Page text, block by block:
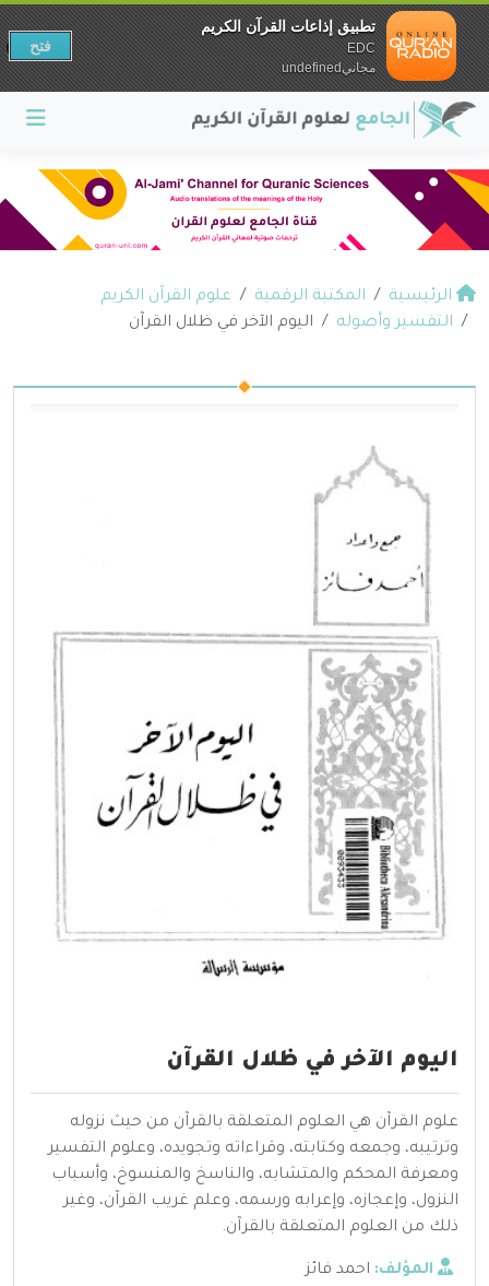
الرئيسية المكتبة الرقمية
علوم القرآن الكريم
التفسير وأصوله
اليوم الآخر في ظلال القرآن
اليوم الآخر في ظلال القرآن
علوم القرآن هي العلوم المتعلقة بالقرآن من حيث نزوله
وترتيبه، وجمعه وكتابته، وقراءاته وتجويده، وعلوم التفسير
ومعرفة المحكم والمتشابه، والناسخ والمنسوخ، وأسباب
النزول، وإعجازه، وإعرابه ورسمه، وعلم غريب القرآن، وغير
ذلك من العلوم المتعلقة بالقرآن.
المؤلف: احمد فائز
تطبيق إذاعات القرآن الكريم
EDC
مجانيundefined
فتح